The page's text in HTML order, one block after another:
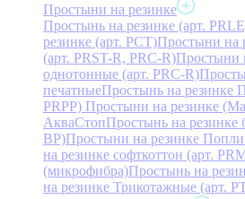
Простыни на резинке
Простынь на резинке (арт.
резинке (арт. PCT)Простыни на
(арт. PRST-R, PRC-R)Простыни
однотонные (арт. PRC-R)
печатныеПростынь на резинке
PRPP) Простыни на резинке
АкваСтопПростынь на резинке
BP)Простыни на резинке
на резинке софткоттон (арт.
(микрофибра)Простынь на
на резинке Трикотажные (арт.